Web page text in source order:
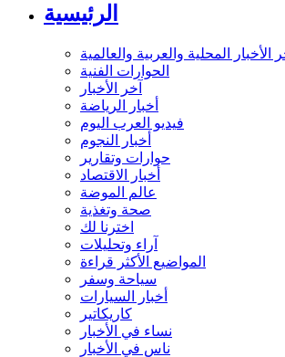
الرئيسية
الأخبار المحلية والعربية والعالمية
الحوارات الفنية
آخر الأخبار
أخبار الرياضة
فيديو العرب اليوم
أخبار النجوم
حوارات وتقارير
أخبار الاقتصاد
عالم الموضة
صحة وتغذية
اخترنا لك
آراء وتحليلات
المواضيع الأكثر قراءة
سياحة وسفر
أخبار السيارات
كاريكاتير
نساء في الأخبار
ناس في الأخبار